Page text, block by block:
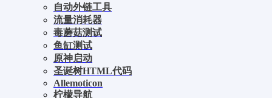
自动外链工具
流量消耗器
毒蘑菇测试
鱼缸测试
原神启动
圣诞树HTML代码
Allemoticon
柠檬导航